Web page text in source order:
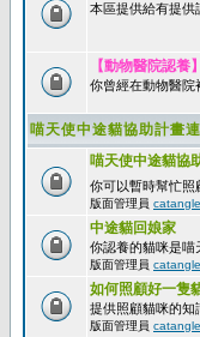
本區提供給有提供
【動物醫院認養
你曾經在動物醫院
喵天使中途貓協助計畫
喵天使中途貓協
你可以暫時幫忙
版面管理員 catangle
中途貓回娘家
你認養的貓咪是喵
版面管理員 catangle
如何照顧好一隻
提供照顧貓咪的知
版面管理員 catangle